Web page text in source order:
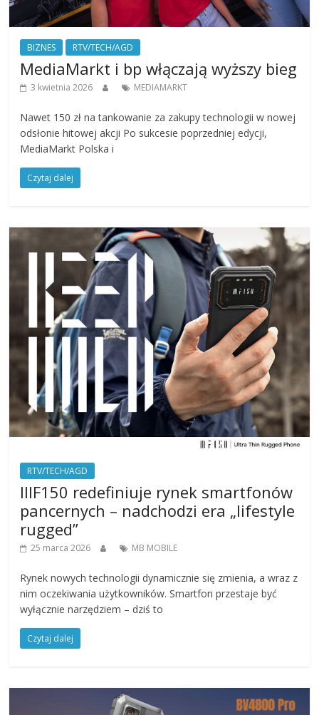
BIZNES RTV/TECH/AGD
MediaMarkt i bp włączają wyższy bieg
3 kwietnia 2026 MEDIAMARKT
Nawet 150 zł na tankowanie za zakupy technologii w nowej
odsłonie hitowej akcji Po sukcesie poprzedniej edycji,
MediaMarkt Polska i
Czytaj dalej
RTV/TECH/AGD
IIIF150 redefiniuje rynek smartfonów
pancernych – nadchodzi era „lifestyle
rugged”
25 marca 2026 MB MOBILE
Rynek nowych technologii dynamicznie się zmienia, a wraz z
nim oczekiwania użytkowników. Smartfon przestaje być
wyłącznie narzędziem – dziś to
Czytaj dalej